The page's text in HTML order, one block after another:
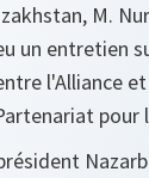
M.
un entretien
l'Alliance
pour